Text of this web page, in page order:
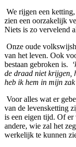
We rijgen een
zien een oorzakelijk
Niets is zo vervelend
Onze oude
van het leven. Ook
bestaan gebroken is.
de draad niet krijgen,
heb ik hem in mijn
Voor alles wat er
van de levensketting
is een eigen tijd. Of er
andere, wie zal het
werkelijk te kunnen